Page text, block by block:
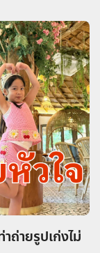
ถ่ายรูปเก่งไม่